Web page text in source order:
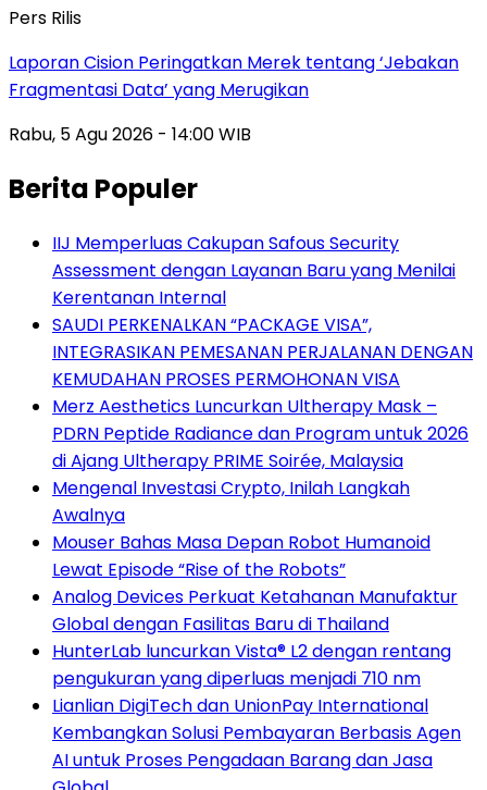
Pers Rilis
Laporan Cision Peringatkan Merek tentang ‘Jebakan
Fragmentasi Data’ yang Merugikan
Rabu, 5 Agu 2026 - 14:00 WIB
Berita Populer
IIJ Memperluas Cakupan Safous Security
Assessment dengan Layanan Baru yang Menilai
Kerentanan Internal
SAUDI PERKENALKAN “PACKAGE VISA”,
INTEGRASIKAN PEMESANAN PERJALANAN DENGAN
KEMUDAHAN PROSES PERMOHONAN VISA
Merz Aesthetics Luncurkan Ultherapy Mask –
PDRN Peptide Radiance dan Program untuk 2026
di Ajang Ultherapy PRIME Soirée, Malaysia
Mengenal Investasi Crypto, Inilah Langkah
Awalnya
Mouser Bahas Masa Depan Robot Humanoid
Lewat Episode “Rise of the Robots”
Analog Devices Perkuat Ketahanan Manufaktur
Global dengan Fasilitas Baru di Thailand
HunterLab luncurkan Vista® L2 dengan rentang
pengukuran yang diperluas menjadi 710 nm
Lianlian DigiTech dan UnionPay International
Kembangkan Solusi Pembayaran Berbasis Agen
AI untuk Proses Pengadaan Barang dan Jasa